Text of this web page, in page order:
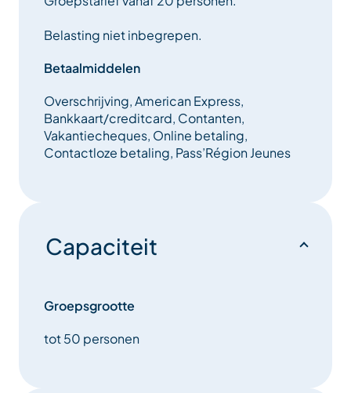
een sauna. Voor gezellige momenten met vrienden
de residentie bevindt.
Belasting niet inbegrepen.
Betaalmiddelen
Overschrijving, American Express,
Bankkaart/creditcard, Contanten,
Vakantiecheques, Online betaling,
Contactloze betaling, Pass’Région Jeunes
Capaciteit
Groepsgrootte
tot 50 personen